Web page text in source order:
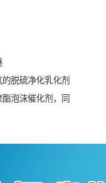
脱硫净化乳化剂
泡沫催化剂，同